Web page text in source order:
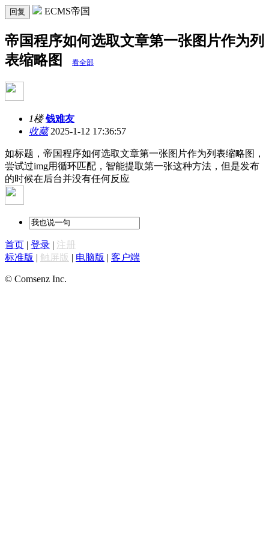
回复 ECMS帝国
帝国程序如何选取文章第一张图片作为列
表缩略图
看全部
1楼 钱难友
收藏2025-1-12 17:36:57
如标题，帝国程序如何选取文章第一张图片作为列表缩略图，
尝试过img用循环匹配，智能提取第一张这种方法，但是发布
的时候在后台并没有任何反应
首页 | 登录 | 注册
标准版 | 触屏版 | 电脑版 | 客户端
© Comsenz Inc.